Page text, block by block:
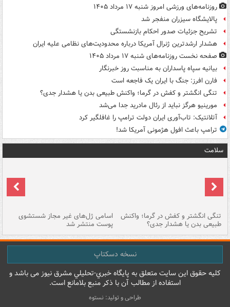
روزنامه‌های ورزشی امروز ‌شنبه ۱۷ مرداد ۱۴۰۵
پالایشگاه سیزران منفجر شد
تشریح جزئیات صدور احکام بازنشستگی
هشدار ارشدترین ژنرال آمریکا درباره محدودیت‌های نظامی علیه ایران
صفحه نخست روزنامه‌های شنبه ۱۷ مرداد ۱۴۰۵
بیانیه سپاه پاسداران به مناسبت روز خبرنگار
فارن افرز: جنگ با ایران یک فاجعه است
تنگی انگشتر و کفش در گرما؛ واکنش طبیعی بدن یا هشدار جدی؟
مورینیو هرگز نباید از رئال مادرید جدا می‌شد
آتلانتیک: تاب‌آوری ایران دولت ترامپ را غافلگیر کرد
ترامپ باعث افول هژمونی آمریکا شد!
سلامت
تنگی انگشتر و کفش در گرما؛ واکنش
طبیعی بدن یا هشدار جدی؟
اسامی ژل‌های غیر مجاز شستشوی
پوست منتشر شد
نسخه دسکتاپ
کليه حقوق اين سايت متعلق به پایگاه خبري-تحليلي مشرق نيوز می باشد و
استفاده از مطالب آن با ذکر منبع بلامانع است.
طراحی و تولید: نستوه